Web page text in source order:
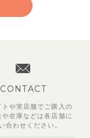
CONTACT
トや実店舗でご購入の
や在庫などは各店舗に
合わせください。